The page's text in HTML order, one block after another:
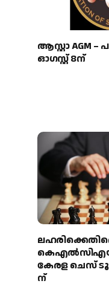
ആസ്റ്റാ AGM
ഓഗസ്റ്റ് 8ന്
കേരള ചെസ്
ന്